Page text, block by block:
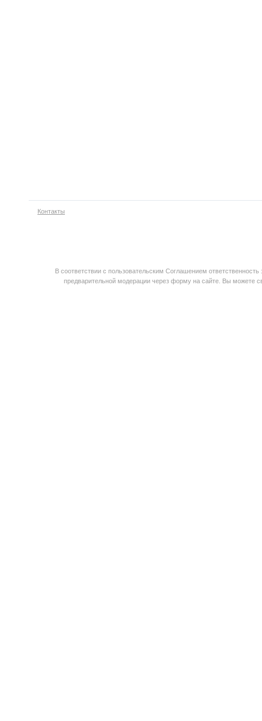
Контакты
В соответствии с пользовательским Соглашением
предварительной модерации через форму на сайте. Вы можете